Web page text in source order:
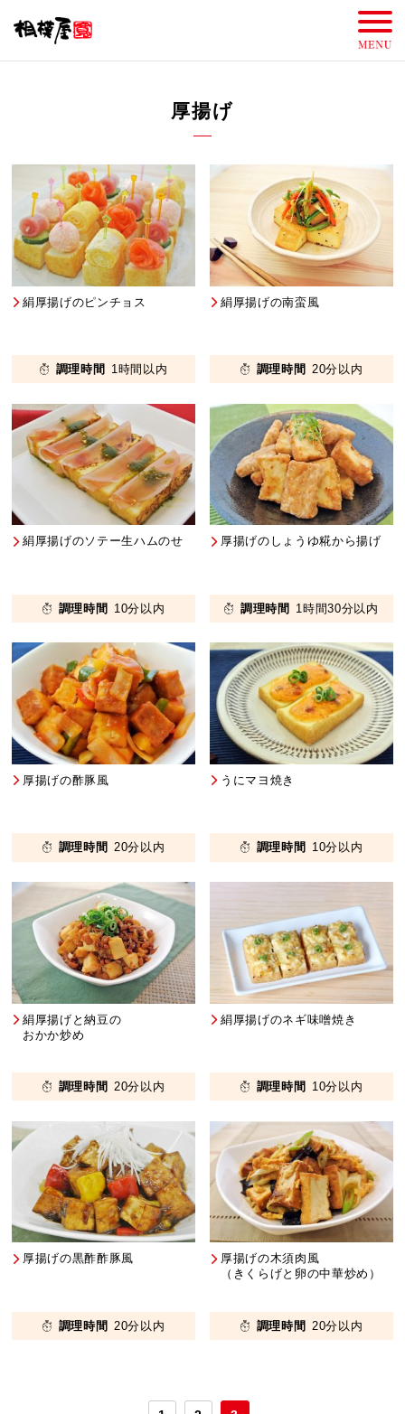
厚揚げ
絹厚揚げのピンチョス
調理時間 1時間以内
絹厚揚げの南蛮風
調理時間 20分以内
絹厚揚げのソテー生ハムのせ
調理時間 10分以内
厚揚げのしょうゆ糀から揚げ
調理時間 1時間30分以内
厚揚げの酢豚風
調理時間 20分以内
うにマヨ焼き
調理時間 10分以内
絹厚揚げと納豆の
おかか炒め
調理時間 20分以内
絹厚揚げのネギ味噌焼き
調理時間 10分以内
厚揚げの黒酢酢豚風
調理時間 20分以内
厚揚げの木須肉風
（きくらげと卵の中華炒め）
調理時間 20分以内